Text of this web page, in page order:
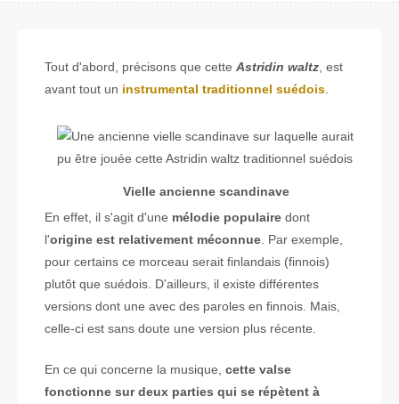
Tout d'abord, précisons que cette Astridin waltz , est
avant tout un instrumental traditionnel suédois
Vielle ancienne scandinave
En effet, il s'agit d'une mélodie populaire dont
l'origine est relativement méconnue . Par exemple,
pour certains ce morceau serait finlandais (finnois)
plutôt que suédois. D'ailleurs, il existe différentes
versions dont une avec des paroles en finnois. Mais,
celle-ci est sans doute une version plus récente.
En ce qui concerne la musique, cette valse
fonctionne sur deux parties qui se répètent à